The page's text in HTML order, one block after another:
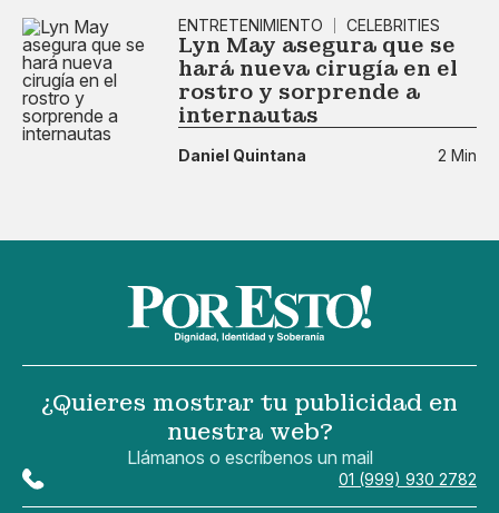
ENTRETENIMIENTO
CELEBRITIES
Lyn May asegura que se
hará nueva cirugía en el
rostro y sorprende a
internautas
Daniel Quintana 2 Min
¿Quieres mostrar tu publicidad en
nuestra web?
Llámanos o escríbenos un mail
01 (999) 930 2782